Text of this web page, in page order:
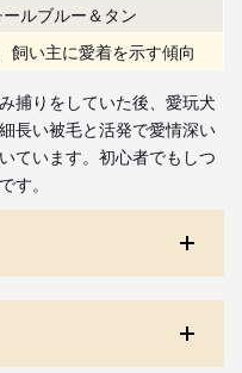
ルブルー＆タン
飼い主に愛着を示す傾向
捕りをしていた後、愛玩犬
長い被毛と活発で愛情深い
ています。初心者でもしつ
す。